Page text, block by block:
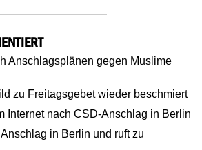
Anschlagsplänen gegen Muslime
zu Freitagsgebet wieder beschmiert
Internet nach CSD-Anschlag in Berlin
in Berlin und ruft zu